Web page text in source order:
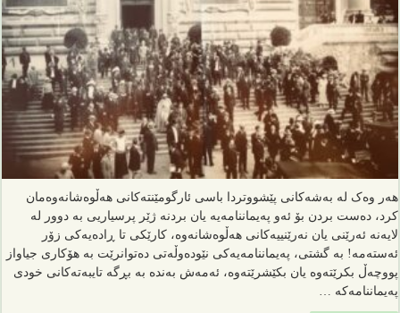
هەر وەک لە بەشەکانی پێشووتردا باسی ئارگومێنتەکانی هەڵوەشانەوەمان
کرد، دەست بردن بۆ ئەو پەیماننامەیە یان بردنە ژێر پرسیاریی بە دوور لە
لایەنە ئەرێنی یان نەرێنییەکانی هەڵوەشانەوە، کارێکی تا ڕادەیەکی زۆر
ئەستەمە! بە گشتی، پەیماننامەیەکی نێودەوڵەتی دەتوانرێت بە هۆکاری جیاواز
پووچەڵ بکرێتەوە یان بکێشرێتەوە، ئەمەش بەندە بە بڕگە تایبەتەکانی خودی
پەیماننامەکە …